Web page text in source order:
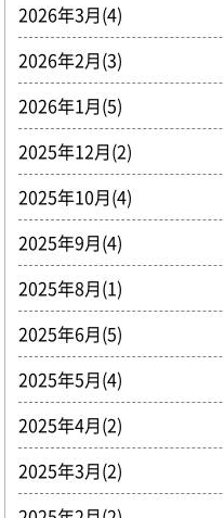
2026年3月(4)
2026年2月(3)
2026年1月(5)
2025年12月(2)
2025年10月(4)
2025年9月(4)
2025年8月(1)
2025年6月(5)
2025年5月(4)
2025年4月(2)
2025年3月(2)